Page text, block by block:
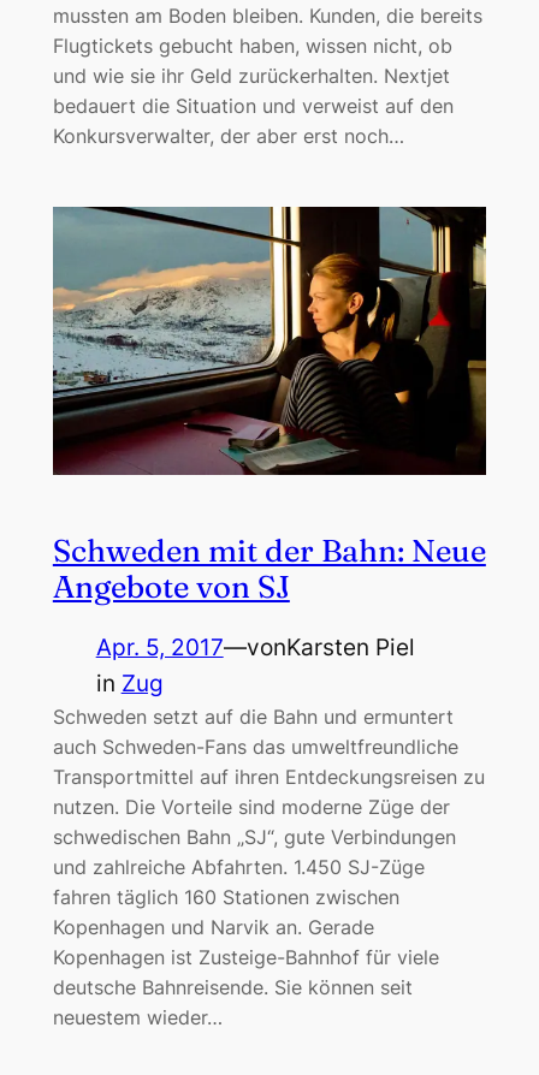
mussten am Boden bleiben. Kunden, die bereits
Flugtickets gebucht haben, wissen nicht, ob
und wie sie ihr Geld zurückerhalten. Nextjet
bedauert die Situation und verweist auf den
Konkursverwalter, der aber erst noch…
Schweden mit der Bahn: Neue
Angebote von SJ
Apr. 5, 2017—vonKarsten Piel
in Zug
Schweden setzt auf die Bahn und ermuntert
auch Schweden-Fans das umweltfreundliche
Transportmittel auf ihren Entdeckungsreisen zu
nutzen. Die Vorteile sind moderne Züge der
schwedischen Bahn „SJ“, gute Verbindungen
und zahlreiche Abfahrten. 1.450 SJ-Züge
fahren täglich 160 Stationen zwischen
Kopenhagen und Narvik an. Gerade
Kopenhagen ist Zusteige-Bahnhof für viele
deutsche Bahnreisende. Sie können seit
neuestem wieder…